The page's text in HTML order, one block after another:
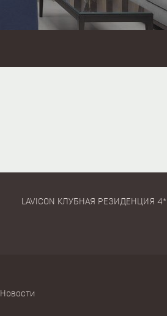
LAVICON КЛУБНАЯ РЕЗИДЕНЦИЯ 4*
Новости